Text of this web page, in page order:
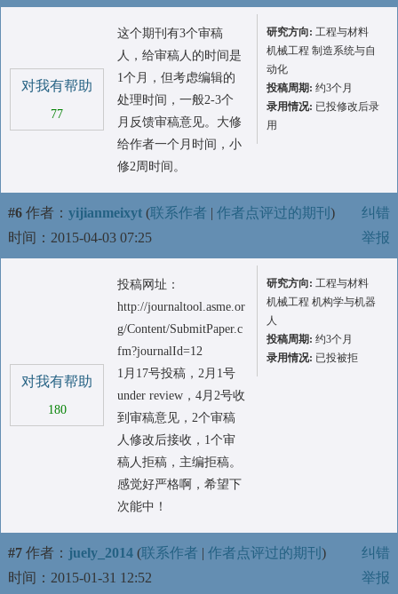
对我有帮助
77
这个期刊有3个审稿
人，给审稿人的时间是
1个月，但考虑编辑的
处理时间，一般2-3个
月反馈审稿意见。大修
给作者一个月时间，小
修2周时间。
研究方向: 工程与材料
机械工程 制造系统与自
动化
投稿周期: 约3个月
录用情况: 已投修改后录
用
#6 作者： yijianmeixyt (联系作者 | 作者点评过的期刊 )
时间：2015-04-03 07:25
纠错
举报
对我有帮助
180
投稿网址：
http://journaltool.asme.or
g/Content/SubmitPaper.c
fm?journalId=12
1月17号投稿，2月1号
under review，4月2号收
到审稿意见，2个审稿
人修改后接收，1个审
稿人拒稿，主编拒稿。
感觉好严格啊，希望下
次能中！
研究方向: 工程与材料
机械工程 机构学与机器
人
投稿周期: 约3个月
录用情况: 已投被拒
#7 作者： juely_2014 (联系作者 | 作者点评过的期刊 )
时间：2015-01-31 12:52
纠错
举报